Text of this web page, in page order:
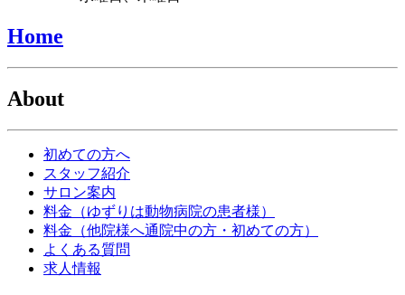
Home
About
初めての方へ
スタッフ紹介
サロン案内
料金（ゆずりは動物病院の患者様）
料金（他院様へ通院中の方・初めての方）
よくある質問
求人情報